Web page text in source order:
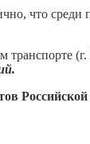
что среди